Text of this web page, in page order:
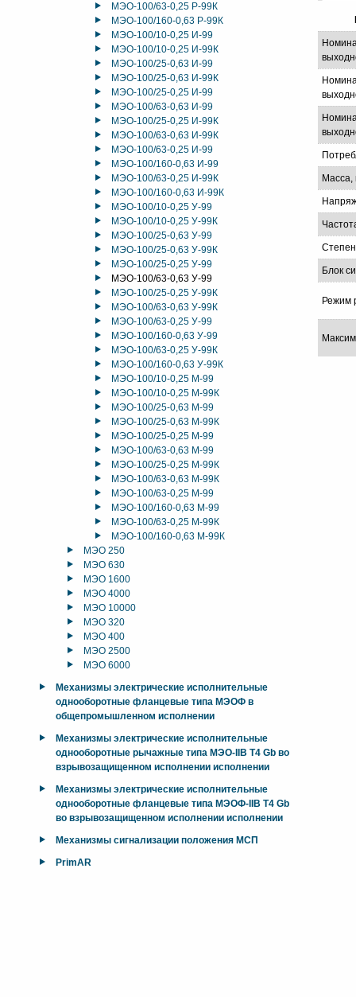
МЭО-100/63-0,25 Р-99К
МЭО-100/160-0,63 Р-99К
МЭО-100/10-0,25 И-99
МЭО-100/10-0,25 И-99К
МЭО-100/25-0,63 И-99
МЭО-100/25-0,63 И-99К
МЭО-100/25-0,25 И-99
МЭО-100/63-0,63 И-99
МЭО-100/25-0,25 И-99К
МЭО-100/63-0,63 И-99К
МЭО-100/63-0,25 И-99
МЭО-100/160-0,63 И-99
МЭО-100/63-0,25 И-99К
МЭО-100/160-0,63 И-99К
МЭО-100/10-0,25 У-99
МЭО-100/10-0,25 У-99К
МЭО-100/25-0,63 У-99
МЭО-100/25-0,63 У-99К
МЭО-100/25-0,25 У-99
МЭО-100/63-0,63 У-99
МЭО-100/25-0,25 У-99К
МЭО-100/63-0,63 У-99К
МЭО-100/63-0,25 У-99
МЭО-100/160-0,63 У-99
МЭО-100/63-0,25 У-99К
МЭО-100/160-0,63 У-99К
МЭО-100/10-0,25 М-99
МЭО-100/10-0,25 М-99К
МЭО-100/25-0,63 М-99
МЭО-100/25-0,63 М-99К
МЭО-100/25-0,25 М-99
МЭО-100/63-0,63 М-99
МЭО-100/25-0,25 М-99К
МЭО-100/63-0,63 М-99К
МЭО-100/63-0,25 М-99
МЭО-100/160-0,63 М-99
МЭО-100/63-0,25 М-99К
МЭО-100/160-0,63 М-99К
МЭО 250
МЭО 630
МЭО 1600
МЭО 4000
МЭО 10000
МЭО 320
МЭО 400
МЭО 2500
МЭО 6000
Механизмы электрические исполнительные
однооборотные фланцевые типа МЭОФ в
общепромышленном исполнении
Механизмы электрические исполнительные
однооборотные рычажные типа МЭО-IIB T4 Gb во
взрывозащищенном исполнении исполнении
Механизмы электрические исполнительные
однооборотные фланцевые типа МЭОФ-IIB T4 Gb
во взрывозащищенном исполнении исполнении
Механизмы сигнализации положения МСП
PrimAR
Масса,
Блок
Режим